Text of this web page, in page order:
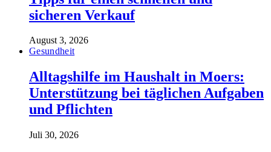
sicheren Verkauf
August 3, 2026
Gesundheit
Alltagshilfe im Haushalt in Moers:
Unterstützung bei täglichen Aufgaben
und Pflichten
Juli 30, 2026